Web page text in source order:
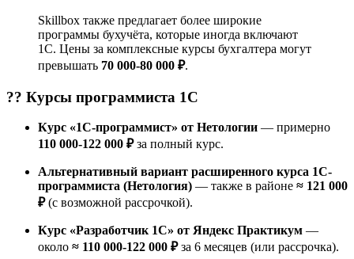
Skillbox также предлагает более широкие
программы бухучёта, которые иногда включают
1С. Цены за комплексные курсы бухгалтера могут
превышать 70 000-80 000 ₽.
?‍? Курсы программиста 1С
Курс «1С-программист» от Нетологии — примерно
110 000-122 000 ₽за полный курс.
Альтернативный вариант расширенного курса 1С-
программиста (Нетология) — также в районе ≈ 121 000
₽(с возможной рассрочкой).
Курс «Разработчик 1C» от Яндекс Практикум —
около ≈ 110 000-122 000 ₽за 6 месяцев (или рассрочка).